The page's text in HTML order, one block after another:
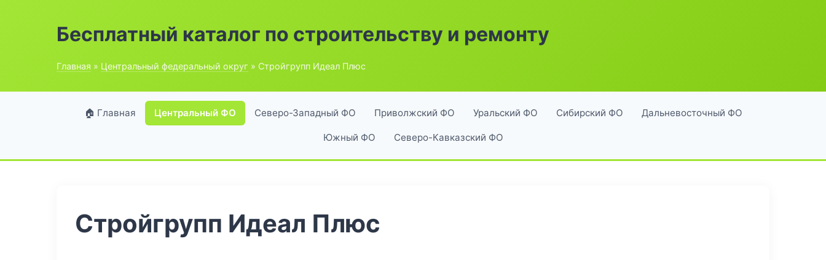
Бесплатный каталог по строительству и ремонту
Главная » Центральный федеральный округ » Стройгрупп Идеал Плюс
🏠 Главная Центральный ФО Северо-Западный ФО Приволжский ФО Уральский ФО Сибирский ФО Дальневосточный ФО
Южный ФО Северо-Кавказский ФО
Стройгрупп Идеал Плюс